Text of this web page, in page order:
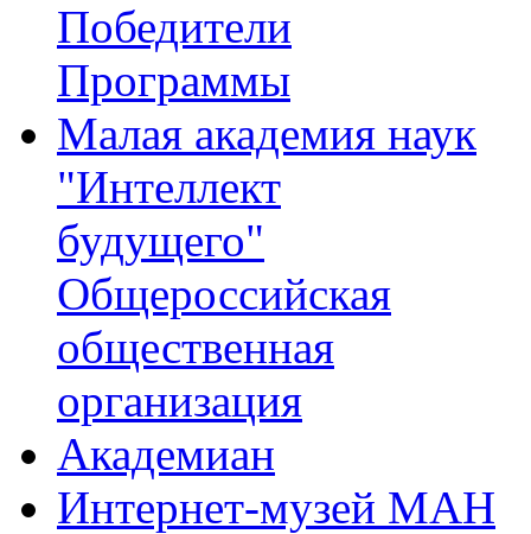
Победители
Программы
Малая академия наук
"Интеллект
будущего"
Общероссийская
общественная
организация
Академиан
Интернет-музей МАН